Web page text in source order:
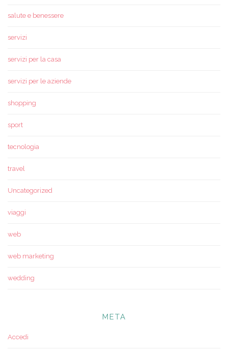
salute e benessere
servizi
servizi per la casa
servizi per le aziende
shopping
sport
tecnologia
travel
Uncategorized
viaggi
web
web marketing
wedding
META
Accedi